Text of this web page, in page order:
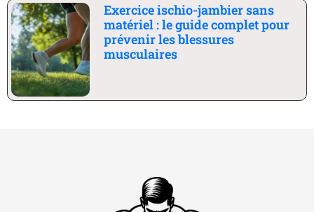
Exercice ischio-jambier sans
matériel : le guide complet pour
prévenir les blessures
musculaires